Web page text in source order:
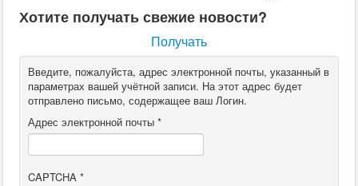
Хотите получать свежие новости?
Получать
Введите, пожалуйста, адрес электронной почты, указанный в
параметрах вашей учётной записи. На этот адрес будет
отправлено письмо, содержащее ваш Логин.
Адрес электронной почты *
CAPTCHA *